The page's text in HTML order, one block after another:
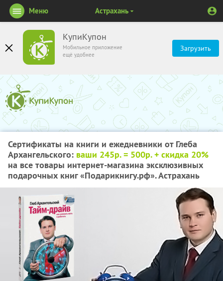
КупиКупон
Мобильное приложение
ещё удобнее
Загрузить
Меню Астрахань
Сертификаты на книги и ежедневники от Глеба
Архангельского: ваши 245р. = 500р. + скидка 20%
на все товары интернет-магазина эксклюзивных
подарочных книг «Подарикнигу.рф». Астрахань